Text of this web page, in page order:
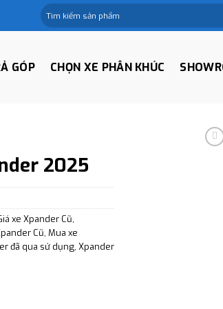
Tìm
kiếm:
GÓP CHỌN XE PHÂN KHÚC
2025
xe Xpander Cũ,
Cũ, Mua xe
đã qua sử dụng, Xpander